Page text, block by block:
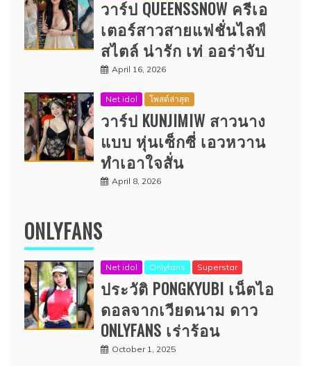
วาร์ป QUEENSSNOW ครีเอ
เตอร์สาวสายแฟชั่นไลฟ์
สไตล์ น่ารัก เท่ ออร่าจับ
April 16, 2026
Net idol โพสต์ล่าสุด
วาร์ป KUNJIMIW สาวนาง
แบบ หุ่นเซ็กซี่ เอวหวาน
ทำเอาใจสั่น
April 8, 2026
ONLYFANS
Net idol Onlyfans Superstar
ประวัติ PONGKYUBI เน็ตไอ
ดอลจากเวียดนาม ดาว
ONLYFANS เร่าร้อน
October 1, 2025